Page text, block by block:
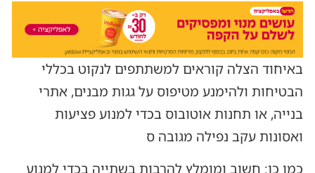
באיחוד הצלה קוראים למשתתפים לנקוט בכללי
הבטיחות ולהימנע מטיפוס על גגות מבנים, אתרי
בנייה, או תחנות אוטובוס בכדי למנוע פציעות
ואסונות עקב נפילה מגובה ס
כמו כן: חשוב ומומלץ להרבות בשתייה בכדי למנוע